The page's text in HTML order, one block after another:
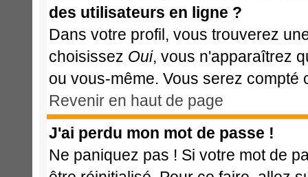
des utilisateurs en ligne ?
Dans votre profil, vous trouverez
choisissez Oui, vous n'apparaîtrez
ou vous-même. Vous serez compté
Revenir en haut de page
J'ai perdu mon mot de passe !
Ne paniquez pas ! Si votre mot de